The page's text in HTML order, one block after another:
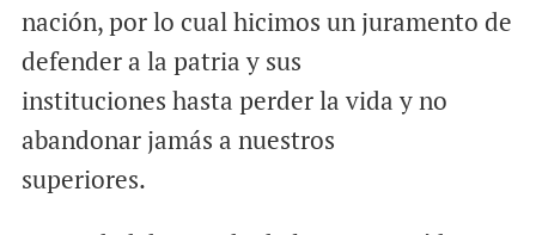
nación, por lo cual hicimos un juramento de
defender a la patria y sus
instituciones hasta perder la vida y no
abandonar jamás a nuestros
superiores.